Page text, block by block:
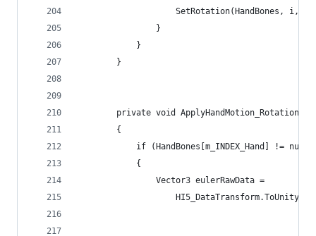
SetRotation(HandBones, i,
                }
            }
        }
private void
        {
            if (HandBones[m_INDEX_Hand] != null)
            {
                Vector3 eulerRawData =